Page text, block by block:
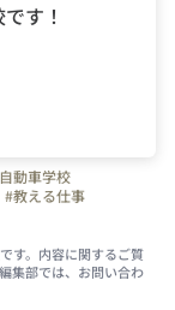
す！
動車学校
#教える仕事
す。内容に関するご質
集部では、お問い合わ